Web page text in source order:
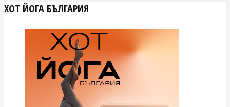
ХОТ ЙОГА БЪЛГАРИЯ